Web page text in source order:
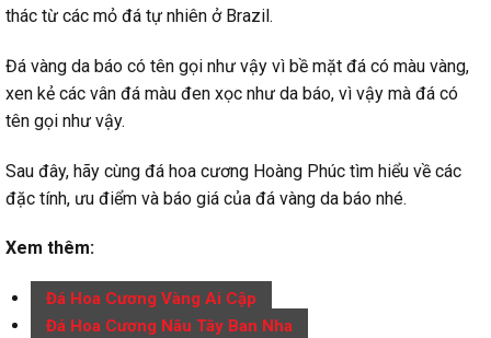
thác từ các mỏ đá tự nhiên ở Brazil.
Đá vàng da báo có tên gọi như vậy vì bề mặt đá có màu vàng,
xen kẻ các vân đá màu đen xọc như da báo, vì vậy mà đá có
tên gọi như vậy.
Sau đây, hãy cùng đá hoa cương Hoàng Phúc tìm hiểu về các
đặc tính, ưu điểm và báo giá của đá vàng da báo nhé.
Xem thêm:
Đá Hoa Cương Vàng Ai Cập
Đá Hoa Cương Nâu Tây Ban Nha